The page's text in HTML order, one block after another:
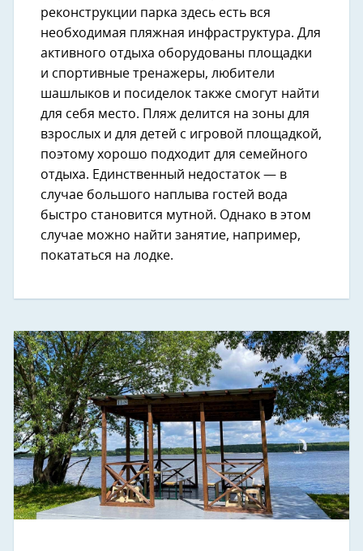
реконструкции парка здесь есть вся
необходимая пляжная инфраструктура. Для
активного отдыха оборудованы площадки
и спортивные тренажеры, любители
шашлыков и посиделок также смогут найти
для себя место. Пляж делится на зоны для
взрослых и для детей с игровой площадкой,
поэтому хорошо подходит для семейного
отдыха. Единственный недостаток — в
случае большого наплыва гостей вода
быстро становится мутной. Однако в этом
случае можно найти занятие, например,
покататься на лодке.